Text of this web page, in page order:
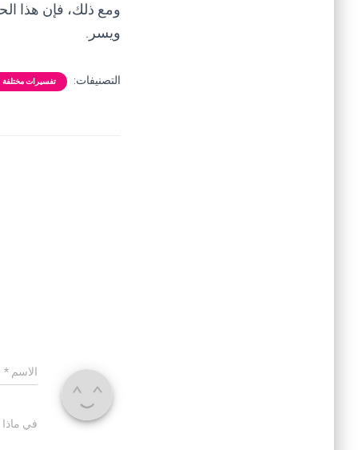
ومع ذلك، فإن هذا
ويسر.
التصنيفات: تفسيرات مختلفة
الاسم *
في